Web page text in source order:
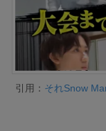
引用： それSnow